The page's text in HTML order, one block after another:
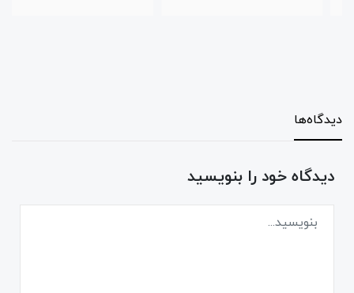
دیدگاه‌ها
دیدگاه خود را بنویسید